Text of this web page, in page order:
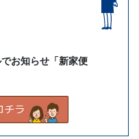
お知らせ「新家便